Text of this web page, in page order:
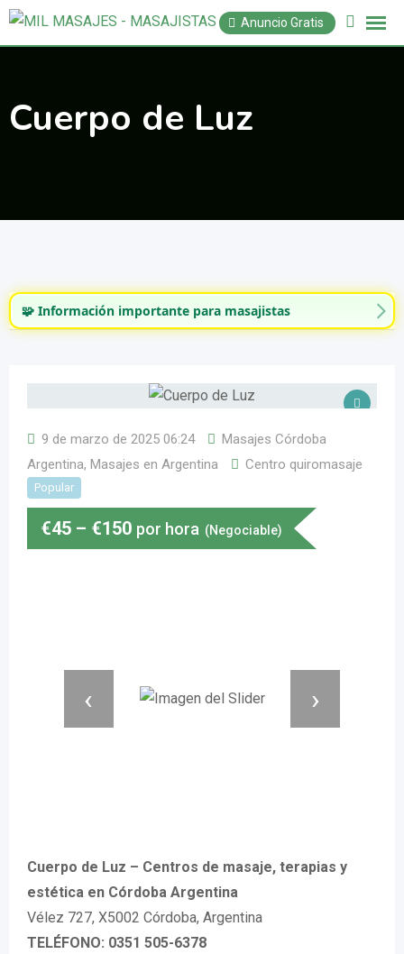
Saltar
Anuncio Gratis
Cuerpo de Luz
🧩 Información importante para masajistas
9 de marzo de 2025 06:24
Masajes Córdoba
Argentina, Masajes en Argentina Centro quiromasaje
Popular
€45 – €150 por hora (Negociable)
‹ ›
Cuerpo de Luz – Centros de masaje, terapias y
estética en Córdoba Argentina
Vélez 727, X5002 Córdoba, Argentina
TELÉFONO: 0351 505-6378